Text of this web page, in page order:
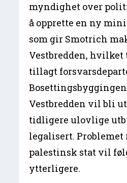
myndighet over
å opprette en ny
som gir Smotrich
Vestbredden,
tillagt
Vestbredden vil bli
tidligere ulovlige
legalisert. Problemet
palestinsk stat vil
ytterligere.